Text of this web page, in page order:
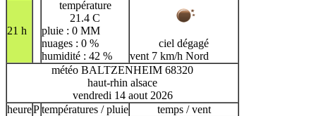
21 h
température
21.4 C
pluie : 0 MM
nuages : 0 %
humidité : 42 %
ciel dégagé
vent 7 km/h Nord
météo BALTZENHEIM 68320
haut-rhin alsace
vendredi 14 aout 2026
heurePtempératures / pluie temps / vent